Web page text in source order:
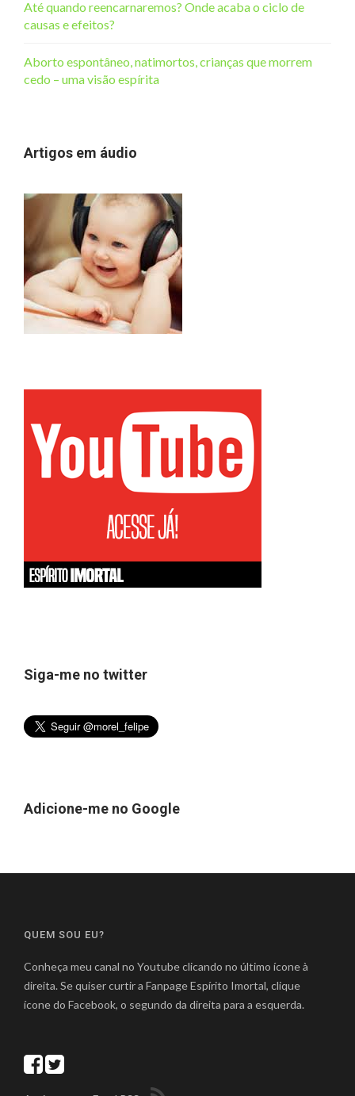
Até quando reencarnaremos? Onde acaba o ciclo de
causas e efeitos?
Aborto espontâneo, natimortos, crianças que morrem
cedo – uma visão espírita
Artigos em áudio
Siga-me no twitter
Adicione-me no Google
QUEM SOU EU?
Conheça meu canal no Youtube clicando no último ícone à
direita. Se quiser curtir a Fanpage Espírito Imortal, clique
ícone do Facebook, o segundo da direita para a esquerda.